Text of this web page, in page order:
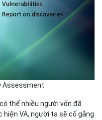
Assessment
thể nhiều người vốn đã
VA, người ta sẽ cố gắng